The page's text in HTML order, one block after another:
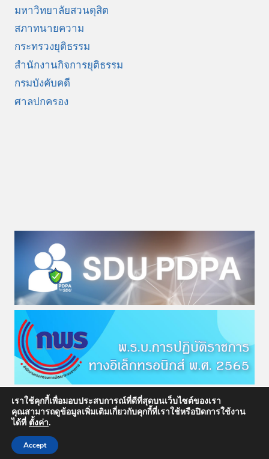
มหาวิทยาลัยสวนดุสิต
สภาทนายความ
กระทรวงยุติธรรม
สำนักงานกิจการยุติธรรม
กรมบังคับคดี
ศาลปกครอง
© 2026 สำนักกฎหมาย มหาวิทยาลัยสวนดุสิต
เราใช้คุกกี้เพื่อมอบประสบการณ์ที่ดีที่สุดบนเว็บไซต์ของเรา
คุณสามารถดูข้อมูลเพิ่มเติมเกี่ยวกับคุกกี้ที่เราใช้หรือปิดการใช้งาน
ได้ที่ ตั้งค่า.
Accept